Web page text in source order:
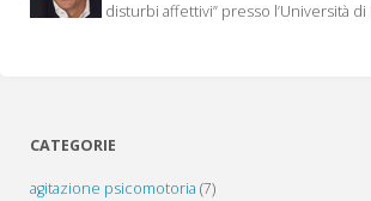
disturbi affettivi” presso l’Università di
CATEGORIE
agitazione psicomotoria (7)